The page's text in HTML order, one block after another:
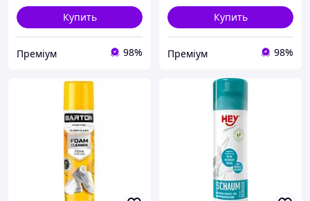
Купить
Преміум 98%
Купить
Преміум 98%